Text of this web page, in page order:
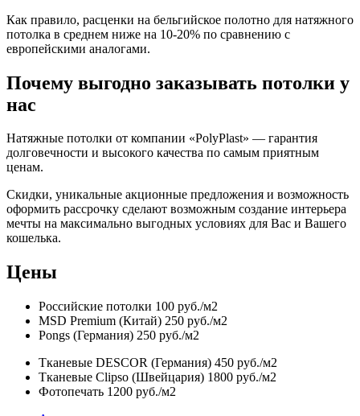
Как правило, расценки на бельгийское полотно для натяжного
потолка в среднем ниже на 10-20% по сравнению с
европейскими аналогами.
Почему выгодно заказывать потолки у
нас
Натяжные потолки от компании «PolyPlast» — гарантия
долговечности и высокого качества по самым приятным
ценам.
Скидки, уникальные акционные предложения и возможность
оформить рассрочку сделают возможным создание интерьера
мечты на максимально выгодных условиях для Вас и Вашего
кошелька.
Цены
Российские потолки 100 руб./м2
MSD Premium (Китай) 250 руб./м2
Pongs (Германия) 250 руб./м2
Тканевые DESCOR (Германия) 450 руб./м2
Тканевые Clipso (Швейцария) 1800 руб./м2
Фотопечать 1200 руб./м2